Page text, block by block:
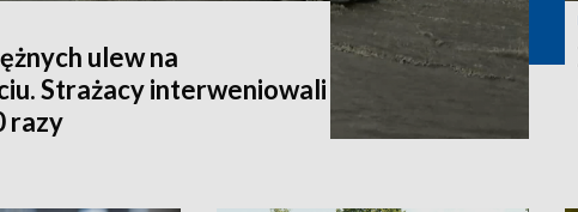
ulew na
Strażacy interweniowali
razy